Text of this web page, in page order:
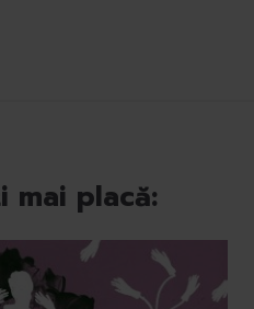
mai placă: